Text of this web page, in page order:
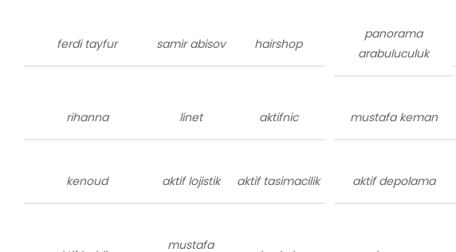
ferdi tayfur samir abisov hairshop
panorama
arabuluculuk
rihanna linet aktifnic mustafa keman
kenoud aktif lojistik aktif tasimacilik aktif depolama
mustafa